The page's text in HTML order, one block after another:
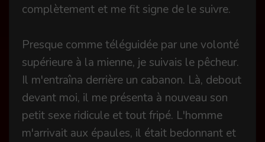
complètement et me fit signe de le suivre.
Presque comme téléguidée par une volonté
supérieure à la mienne, je suivais le pêcheur.
Il m'entraîna derrière un cabanon. Là, debout
devant moi, il me présenta à nouveau son
petit sexe ridicule et tout fripé. L'homme
m'arrivait aux épaules, il était bedonnant et